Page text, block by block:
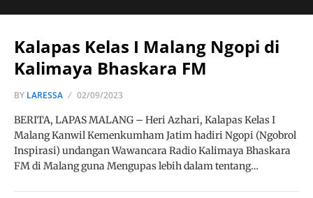
Kalapas Kelas I Malang Ngopi di
Kalimaya Bhaskara FM
BY LARESSA 02/09/2023
BERITA, LAPAS MALANG – Heri Azhari, Kalapas Kelas I
Malang Kanwil Kemenkumham Jatim hadiri Ngopi (Ngobrol
Inspirasi) undangan Wawancara Radio Kalimaya Bhaskara
FM di Malang guna Mengupas lebih dalam tentang…